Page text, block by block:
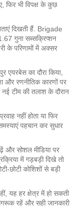
फिर भी विपक्ष के कुछ
दिखती हैं. Brigade
गुना सब्सक्रिप्शन
के परिणामों में अक्सर
एयरबेस का दौरा किया,
और रणनीतिक कारणों पर
टीम की तलाश के दौरान
नहीं होता या फिर
पहचान कर सुधार
और सोशल मीडिया पर
में गड़बड़ी दिखे तो
कोशिशों से बड़ी
यह हर क्षेत्र में हो सकती
रहें और सही जानकारी